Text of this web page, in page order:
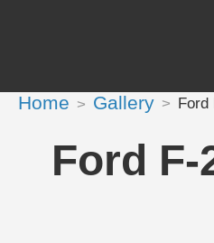
Home Gallery Ford
Ford